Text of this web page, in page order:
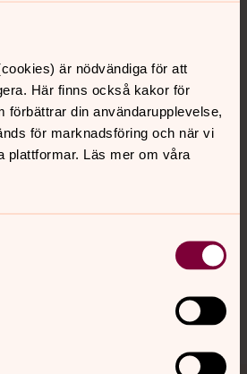
är nödvändiga för att
Här finns också kakor för
förbättrar din användarupplevelse,
för marknadsföring och när vi
plattformar. Läs mer om våra